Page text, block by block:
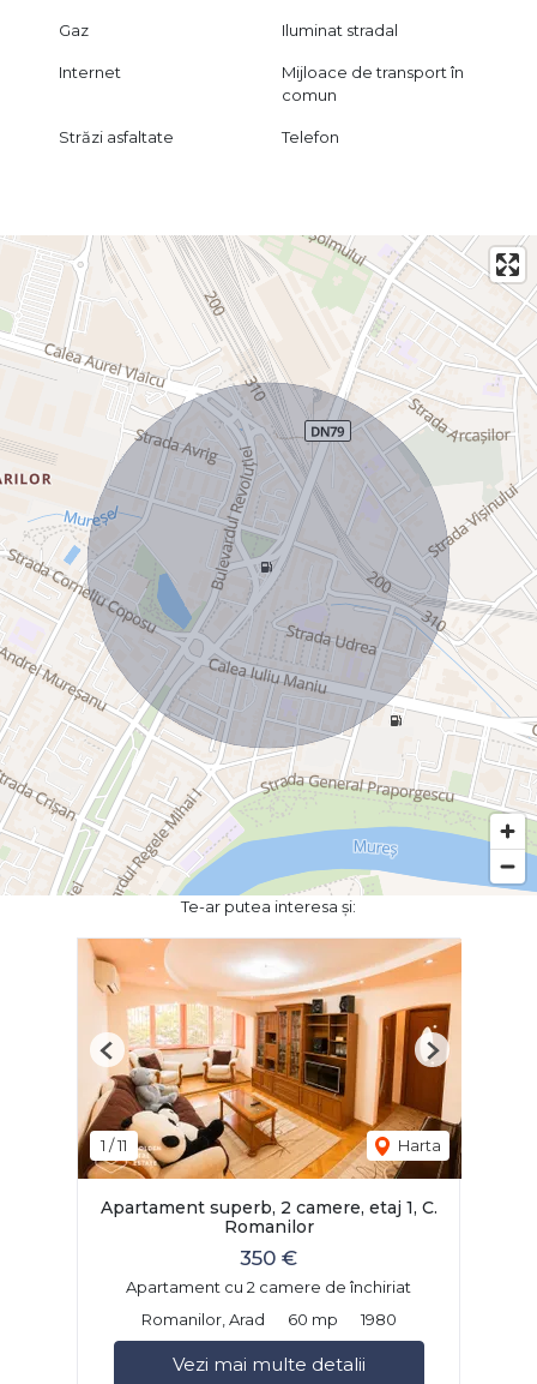
Gaz Iluminat stradal
Internet
Mijloace de transport în
comun
Străzi asfaltate Telefon
Te-ar putea interesa și:
1 /11 Harta
Previous Next
Apartament superb, 2 camere, etaj 1, C.
Romanilor
350 €
Apartament cu 2 camere de închiriat
Romanilor, Arad
60 mp 1980
Vezi mai multe detalii